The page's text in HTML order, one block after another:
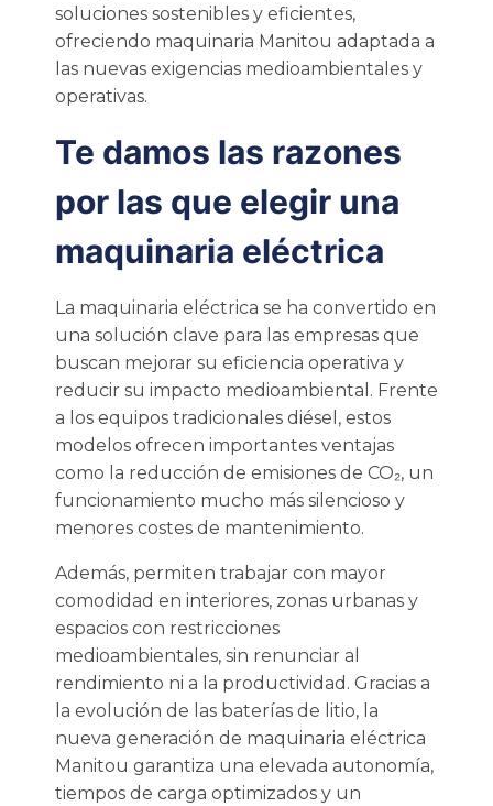
soluciones sostenibles y eficientes,
ofreciendo maquinaria Manitou adaptada a
las nuevas exigencias medioambientales y
operativas.
Te damos las razones
por las que elegir una
maquinaria eléctrica
La maquinaria eléctrica se ha convertido en
una solución clave para las empresas que
buscan mejorar su eficiencia operativa y
reducir su impacto medioambiental. Frente
a los equipos tradicionales diésel, estos
modelos ofrecen importantes ventajas
como la reducción de emisiones de CO₂, un
funcionamiento mucho más silencioso y
menores costes de mantenimiento.
Además, permiten trabajar con mayor
comodidad en interiores, zonas urbanas y
espacios con restricciones
medioambientales, sin renunciar al
rendimiento ni a la productividad. Gracias a
la evolución de las baterías de litio, la
nueva generación de maquinaria eléctrica
Manitou garantiza una elevada autonomía,
tiempos de carga optimizados y un